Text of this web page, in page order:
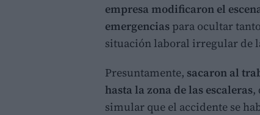
empresa modificaron el
emergencias para ocultar
situación laboral irregular de
Presuntamente, sacaron al
hasta la zona de las escaleras,
simular que el accidente se